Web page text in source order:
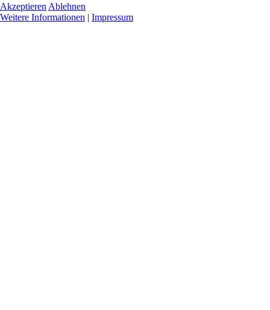
Akzeptieren Ablehnen
Weitere Informationen | Impressum